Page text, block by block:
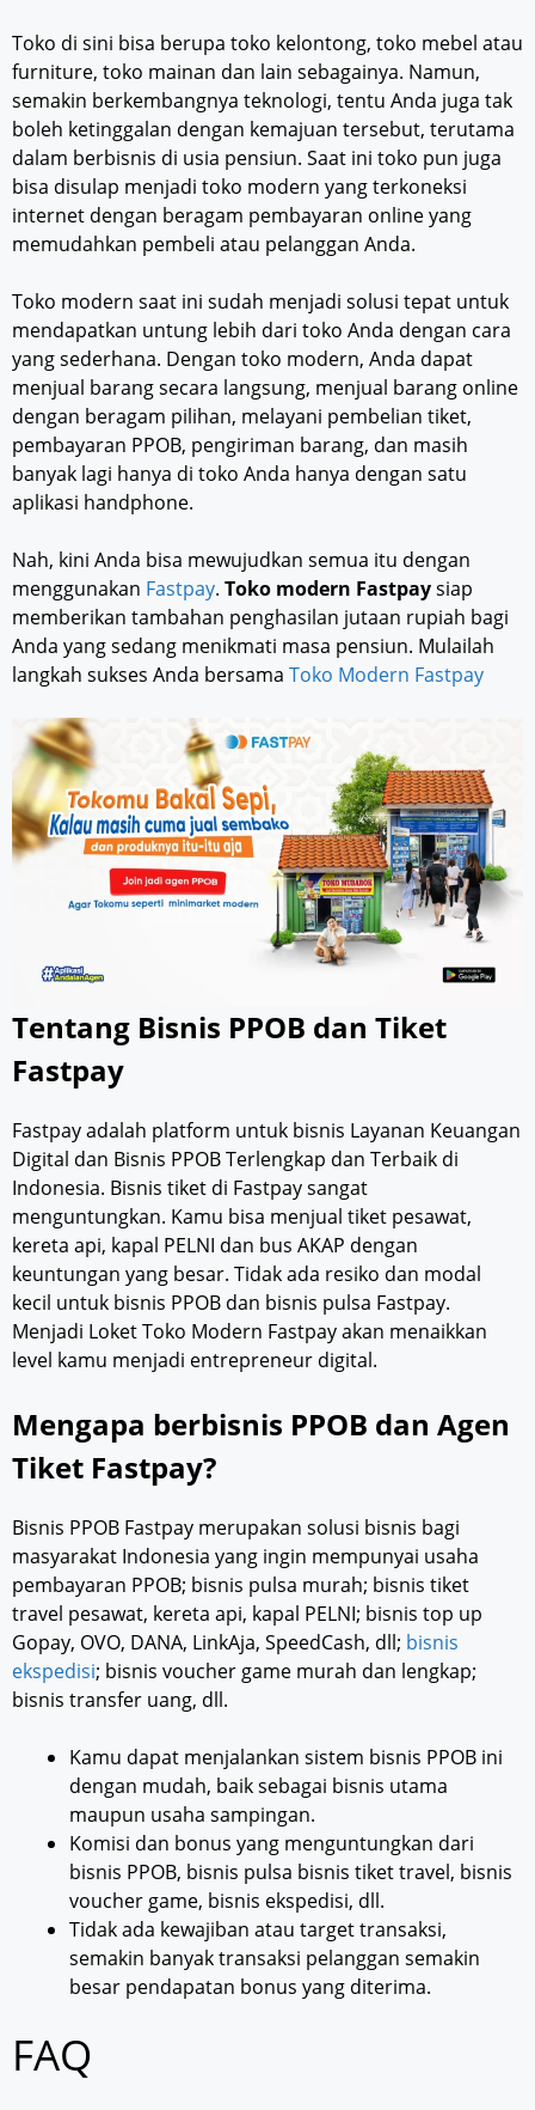
Toko di sini bisa berupa toko kelontong, toko mebel atau
furniture, toko mainan dan lain sebagainya. Namun,
semakin berkembangnya teknologi, tentu Anda juga tak
boleh ketinggalan dengan kemajuan tersebut, terutama
dalam berbisnis di usia pensiun. Saat ini toko pun juga
bisa disulap menjadi toko modern yang terkoneksi
internet dengan beragam pembayaran online yang
memudahkan pembeli atau pelanggan Anda.
Toko modern saat ini sudah menjadi solusi tepat untuk
mendapatkan untung lebih dari toko Anda dengan cara
yang sederhana. Dengan toko modern, Anda dapat
menjual barang secara langsung, menjual barang online
dengan beragam pilihan, melayani pembelian tiket,
pembayaran PPOB, pengiriman barang, dan masih
banyak lagi hanya di toko Anda hanya dengan satu
aplikasi handphone.
Nah, kini Anda bisa mewujudkan semua itu dengan
menggunakan Fastpay. Toko modern Fastpaysiap
memberikan tambahan penghasilan jutaan rupiah bagi
Anda yang sedang menikmati masa pensiun. Mulailah
langkah sukses Anda bersama Toko Modern Fastpay
Tentang Bisnis PPOB dan Tiket
Fastpay
Fastpay adalah platform untuk bisnis Layanan Keuangan
Digital dan Bisnis PPOB Terlengkap dan Terbaik di
Indonesia. Bisnis tiket di Fastpay sangat
menguntungkan. Kamu bisa menjual tiket pesawat,
kereta api, kapal PELNI dan bus AKAP dengan
keuntungan yang besar. Tidak ada resiko dan modal
kecil untuk bisnis PPOB dan bisnis pulsa Fastpay.
Menjadi Loket Toko Modern Fastpay akan menaikkan
level kamu menjadi entrepreneur digital.
Mengapa berbisnis PPOB dan Agen
Tiket Fastpay?
Bisnis PPOB Fastpay merupakan solusi bisnis bagi
masyarakat Indonesia yang ingin mempunyai usaha
pembayaran PPOB; bisnis pulsa murah; bisnis tiket
travel pesawat, kereta api, kapal PELNI; bisnis top up
Gopay, OVO, DANA, LinkAja, SpeedCash, dll; bisnis
ekspedisi; bisnis voucher game murah dan lengkap;
bisnis transfer uang, dll.
Kamu dapat menjalankan sistem bisnis PPOB ini
dengan mudah, baik sebagai bisnis utama
maupun usaha sampingan.
Komisi dan bonus yang menguntungkan dari
bisnis PPOB, bisnis pulsa bisnis tiket travel, bisnis
voucher game, bisnis ekspedisi, dll.
Tidak ada kewajiban atau target transaksi,
semakin banyak transaksi pelanggan semakin
besar pendapatan bonus yang diterima.
FAQ